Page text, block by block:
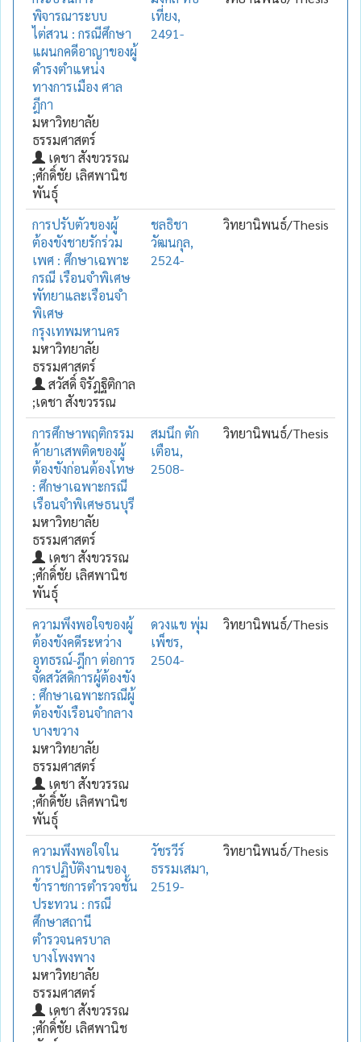
พิจารณาระบบ
ไต่สวน : กรณีศึกษา
แผนกคดีอาญาของผู้
ดำรงตำแหน่ง
ทางการเมือง ศาล
ฎีกา
มหาวิทยาลัย
ธรรมศาสตร์
เดชา สังขวรรณ
;ศักดิ์ชัย เลิศพานิช
พันธุ์
เที่ยง,
2491-
การปรับตัวของผู้
ต้องขังชายรักร่วม
เพศ : ศึกษาเฉพาะ
กรณี เรือนจำพิเศษ
พัทยาและเรือนจำ
พิเศษ
กรุงเทพมหานคร
มหาวิทยาลัย
ธรรมศาสตร์
สวัสดิ์ จิรัฎฐิติกาล
;เดชา สังขวรรณ
ชลธิชา
วัฒนกุล,
2524-
วิทยานิพนธ์/Thesis
การศึกษาพฤติกรรม
ค้ายาเสพติดของผู้
ต้องขังก่อนต้องโทษ
: ศึกษาเฉพาะกรณี
เรือนจำพิเศษธนบุรี
มหาวิทยาลัย
ธรรมศาสตร์
เดชา สังขวรรณ
;ศักดิ์ชัย เลิศพานิช
พันธุ์
สมนึก ตัก
เตือน,
2508-
วิทยานิพนธ์/Thesis
ความพึงพอใจของผู้
ต้องขังคดีระหว่าง
อุทธรณ์-ฎีกา ต่อการ
จัดสวัสดิการผู้ต้องขัง
: ศึกษาเฉพาะกรณีผู้
ต้องขังเรือนจำกลาง
บางขวาง
มหาวิทยาลัย
ธรรมศาสตร์
เดชา สังขวรรณ
;ศักดิ์ชัย เลิศพานิช
พันธุ์
ดวงแข พุ่ม
เพ็ชร,
2504-
วิทยานิพนธ์/Thesis
ความพึงพอใจใน
การปฏิบัติงานของ
ข้าราชการตำรวจชั้น
ประทวน : กรณี
ศึกษาสถานี
ตำรวจนครบาล
บางโพงพาง
มหาวิทยาลัย
ธรรมศาสตร์
เดชา สังขวรรณ
;ศักดิ์ชัย เลิศพานิช
วัชรวีร์
ธรรมเสมา,
2519-
วิทยานิพนธ์/Thesis